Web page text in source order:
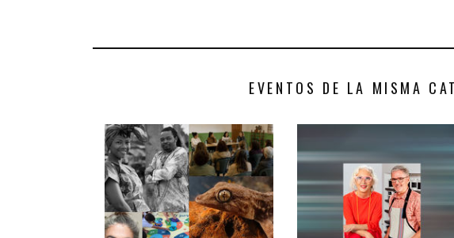
EVENTOS DE LA MISMA